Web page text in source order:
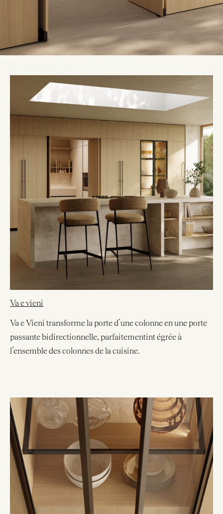
Va e vieni
Va e Vieni transforme la porte d’une colonne en une porte
passante bidirectionnelle, parfaitementint égrée à
l’ensemble des colonnes de la cuisine.